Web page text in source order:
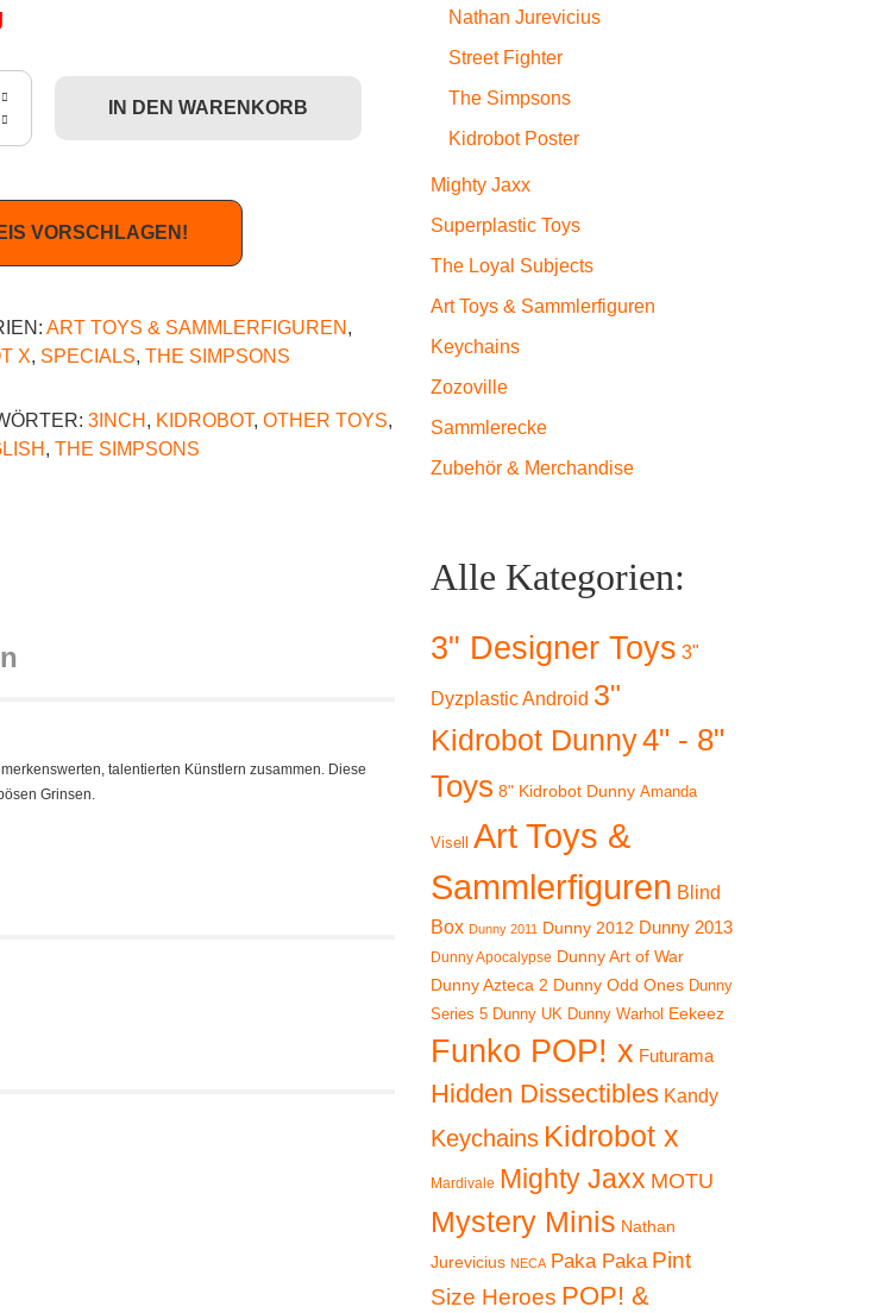
Simpsons - Bart Grin (by Ron English) Menge
IN DEN WARENKORB
VORSCHLAGEN!
ART TOYS & SAMMLERFIGUREN ,
X, SPECIALS, THE SIMPSONS
3INCH , KIDROBOT, OTHER TOYS,
, THE SIMPSONS
talentierten Künstlern zusammen. Diese
Grinsen.
Nathan Jurevicius
Street Fighter
The Simpsons
Kidrobot Poster
Mighty Jaxx
Superplastic Toys
The Loyal Subjects
Art Toys & Sammlerfiguren
Keychains
Zozoville
Sammlerecke
Zubehör & Merchandise
Alle Kategorien:
3" Designer Toys 3"
Dyzplastic Android 3"
Kidrobot Dunny4" - 8"
Toys 8" Kidrobot Dunny Amanda
Visell
Art Toys &
Sammlerfiguren Blind
Box Dunny 2011 Dunny 2012 Dunny 2013
Dunny Apocalypse Dunny Art of War
Dunny Azteca 2 Dunny Odd Ones Dunny
Series 5 Dunny UK Dunny Warhol Eekeez
Funko POP! x Futurama
Hidden Dissectibles Kandy
Keychains Kidrobot x
Mardivale Mighty Jaxx MOTU
Mystery Minis Nathan
Jurevicius NECA Paka Paka Pint
Size Heroes POP! &